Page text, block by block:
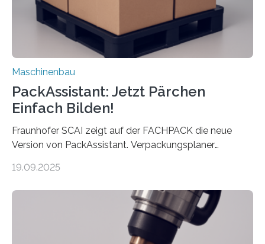
Maschinenbau
PackAssistant: Jetzt Pärchen
Einfach Bilden!
Fraunhofer SCAI zeigt auf der FACHPACK die neue
Version von PackAssistant. Verpackungsplaner
Automobil, Maschinenbau und in der Zulieferindustrie.
Teile als eine Einheit verpacken. Die Anordnung kann
der Benutzer vorgeben und erhält so mehr Kontrolle
über die Positionierung der Bauteile. Die ebenfalls neue
19.09.2025